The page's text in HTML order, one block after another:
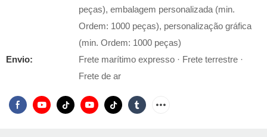
peças), embalagem personalizada (min.
Ordem: 1000 peças), personalização gráfica
(min. Ordem: 1000 peças)
Envio:
Frete marítimo expresso · Frete terrestre ·
Frete de ar